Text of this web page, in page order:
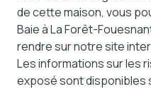
de cette maison, vous
Baie à La Forêt-
rendre sur notre site
Les informations sur les
exposé sont disponibles